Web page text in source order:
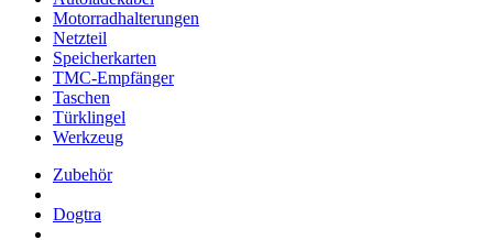
Motorradhalterungen
Netzteil
Speicherkarten
TMC-Empfänger
Taschen
Türklingel
Werkzeug
Zubehör
Dogtra